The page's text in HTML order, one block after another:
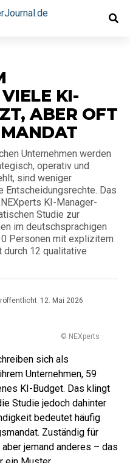
KI-
ABER OFT
Unternehmen werden
operativ und
sind weniger
Entscheidungsrechte. Das
KI-Manager-
Studie zur
im deutschsprachigen
Personen mit explizitem
durch 12 qualitative
12. Mai 2026
© NEXperts
sich als
Unternehmen, 59
KI-Budget. Das klingt
Studie jedoch dahinter
bedeutet häufig
Zuständig für
jemand anderes – das